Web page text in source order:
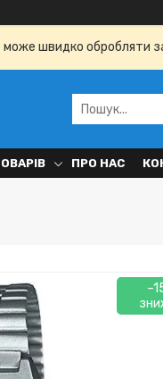
може швидко обробляти
ПРО НАС